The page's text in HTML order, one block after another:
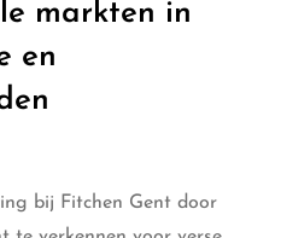
markten in
en
bij Fitchen Gent door